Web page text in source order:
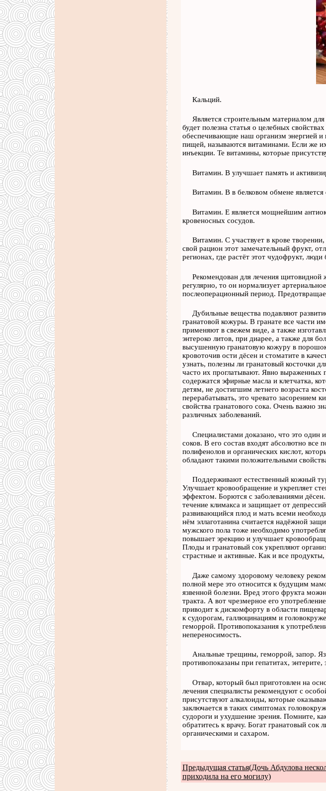
Кальций.
Является строительным материалом
будет полезна статья о целебных
обеспечивающие наш организм энергией
пищей, называются витаминами. Если же
инъекции. Те витамины, которые
Витамин. В улучшает память и
Витамин. В в белковом обмене
Витамин. Е является мощнейшим
кровеносных сосудов.
Витамин. С участвует в крове
свой рацион этот замечательный фрукт,
регионах, где растёт этот чудофрукт,
Рекомендован для лечения щитовидной
регулярно, то он нормализует
послеоперационный период.
Дубильные вещества подавляют
гранатовой кожуры. В гранате все части
применяют в свежем виде, а также
энтероко литов, при диарее, а также для
высушенную гранатовую кожуру в
кровоточив ости дёсен и стоматите в
узнать, полезны ли гранатовый косточки
часто их проглатывают. Явно выраженных
содержатся эфирные масла и клетчатка,
детям, не достигшим летнего возраста
перерабатывать, это чревато засорением
свойства гранатового сока. Очень важно
различных заболеваний.
Специалистами доказано, что это
соков. В его состав входят абсолютно
полифенолов и органических кислот,
обладают такими положительными
Поддерживают естественный кожный
Улучшает кровообращение и укрепляет
эффектом. Борются с заболеваниями
течение климакса и защищает от
развивающийся плод и мать всеми
нём эллаготанина считается надёжной
мужского пола тоже необходимо
повышает эрекцию и улучшает
Плоды и гранатовый сок укрепляют
страстные и активные. Как и все
Даже самому здоровому человеку
полной мере это относится к будущим
язвенной болезни. Вред этого фрукта
тракта. А вот чрезмерное его
приводит к дискомфорту в области
к судорогам, галлюцинациям и
геморрой. Противопоказания к
непереносимость.
Анальные трещины, геморрой, запор.
противопоказаны при гепатитах,
Отвар, который был приготовлен на
лечения специалисты рекомендуют с
присутствуют алкалоиды, которые
заключается в таких симптомах
судороги и ухудшение зрения. Помните,
обратитесь к врачу. Богат гранатовый
органическими и сахаром.
Предыдущая статья(Дочь Абдулова
приходила на его могилу)